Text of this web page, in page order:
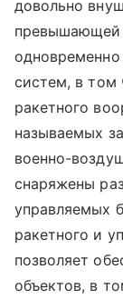
довольно
превышающей
систем, в том
ракетного
называемых
военно-
снаряжены
управляемых
ракетного и
позволяет
объектов, в